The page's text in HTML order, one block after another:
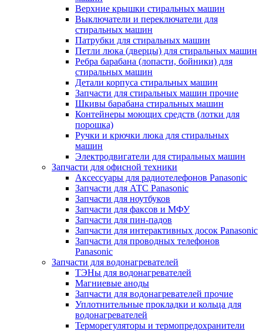
Верхние крышки стиральных машин
Выключатели и переключатели для
стиральных машин
Патрубки для стиральных машин
Петли люка (дверцы) для стиральных машин
Ребра барабана (лопасти, бойники) для
стиральных машин
Детали корпуса стиральных машин
Запчасти для стиральных машин прочие
Шкивы барабана стиральных машин
Контейнеры моющих средств (лотки для
порошка)
Ручки и крючки люка для стиральных
машин
Электродвигатели для стиральных машин
Запчасти для офисной техники
Аксессуары для радиотелефонов Panasonic
Запчасти для АТС Panasonic
Запчасти для ноутбуков
Запчасти для факсов и МФУ
Запчасти для пин-падов
Запчасти для интерактивных досок Panasonic
Запчасти для проводных телефонов
Panasonic
Запчасти для водонагревателей
ТЭНы для водонагревателей
Магниевые аноды
Запчасти для водонагревателей прочие
Уплотнительные прокладки и кольца для
водонагревателей
Терморегуляторы и термопредохранители